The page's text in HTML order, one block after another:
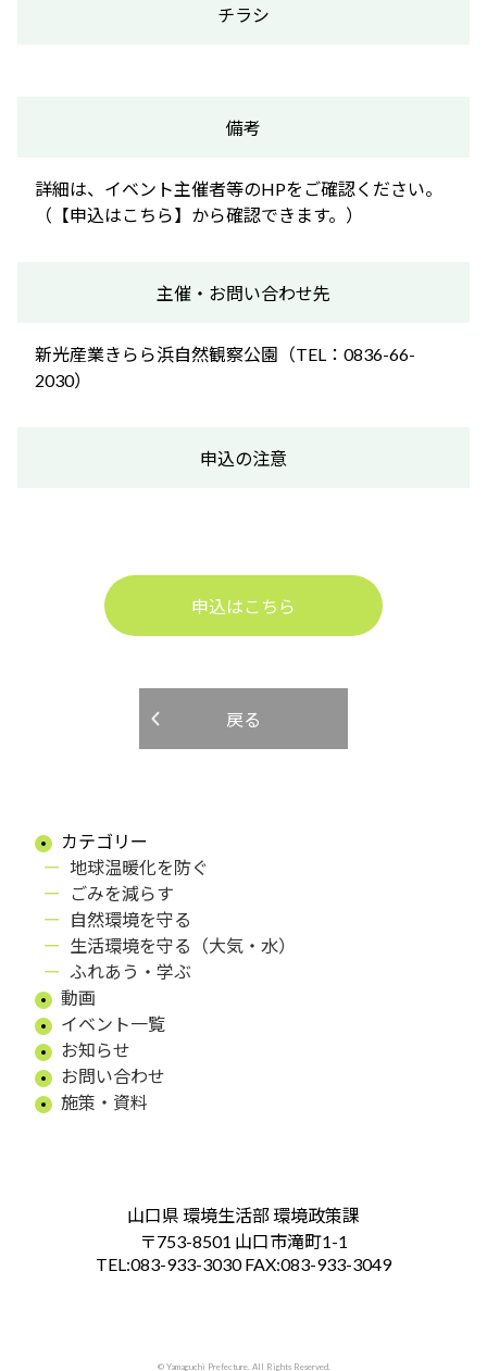
チラシ
備考
詳細は、イベント主催者等のHPをご確認ください。
（【申込はこちら】から確認できます。）
主催・お問い合わせ先
新光産業きらら浜自然観察公園（TEL：0836-66-
2030）
申込の注意
申込はこちら
戻る
カテゴリー
地球温暖化を防ぐ
ごみを減らす
自然環境を守る
生活環境を守る（大気・水）
ふれあう・学ぶ
動画
イベント一覧
お知らせ
お問い合わせ
施策・資料
山口県 環境生活部 環境政策課
〒753-8501 山口市滝町1-1
TEL:083-933-3030 FAX:083-933-3049
© Yamaguchi Prefecture. All Rights Reserved.